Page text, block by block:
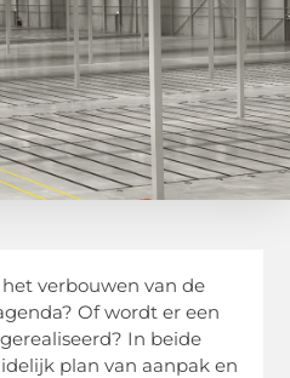
verbouwen van de
Of wordt er een
In beide
plan van aanpak en